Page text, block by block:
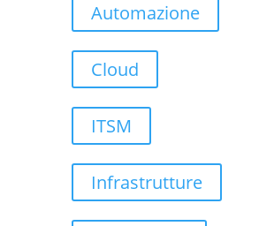
Automazione
Cloud
ITSM
Infrastrutture